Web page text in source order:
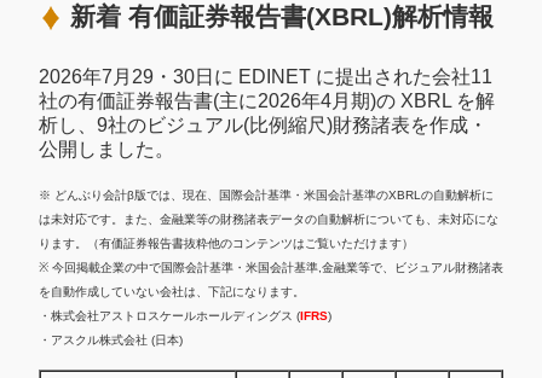
新着 有価証券報告書(XBRL)解析情報
2026年7月29・30日に EDINET に提出された会社11
社の有価証券報告書(主に2026年4月期)の XBRL を解
析し、9社のビジュアル(比例縮尺)財務諸表を作成・
公開しました。
※ どんぶり会計β版では、現在、国際会計基準・米国会計基準のXBRLの自動解析に
は未対応です。また、金融業等の財務諸表データの自動解析についても、未対応にな
ります。（有価証券報告書抜粋他のコンテンツはご覧いただけます）
※ 今回掲載企業の中で国際会計基準・米国会計基準,金融業等で、ビジュアル財務諸表
を自動作成していない会社は、下記になります。
・株式会社アストロスケールホールディングス (IFRS)
・アスクル株式会社 (日本)